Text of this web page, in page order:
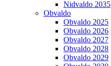
Nidvaldo 2035
Obvaldo
Obvaldo 2025
Obvaldo 2026
Obvaldo 2027
Obvaldo 2028
Obvaldo 2029